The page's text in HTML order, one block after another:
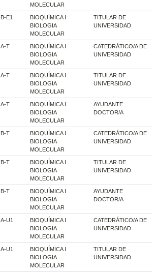
MOLECULAR
B-E1
BIOQUÍMICA I
BIOLOGIA
MOLECULAR
TITULAR DE
UNIVERSIDAD
A-T
BIOQUÍMICA I
BIOLOGIA
MOLECULAR
CATEDRÁTICO/A DE
UNIVERSIDAD
A-T
BIOQUÍMICA I
BIOLOGIA
MOLECULAR
TITULAR DE
UNIVERSIDAD
A-T
BIOQUÍMICA I
BIOLOGIA
MOLECULAR
AYUDANTE
DOCTOR/A
B-T
BIOQUÍMICA I
BIOLOGIA
MOLECULAR
CATEDRÁTICO/A DE
UNIVERSIDAD
B-T
BIOQUÍMICA I
BIOLOGIA
MOLECULAR
TITULAR DE
UNIVERSIDAD
B-T
BIOQUÍMICA I
BIOLOGIA
MOLECULAR
AYUDANTE
DOCTOR/A
A-U1
BIOQUÍMICA I
BIOLOGIA
MOLECULAR
CATEDRÁTICO/A DE
UNIVERSIDAD
A-U1
BIOQUÍMICA I
BIOLOGIA
MOLECULAR
TITULAR DE
UNIVERSIDAD